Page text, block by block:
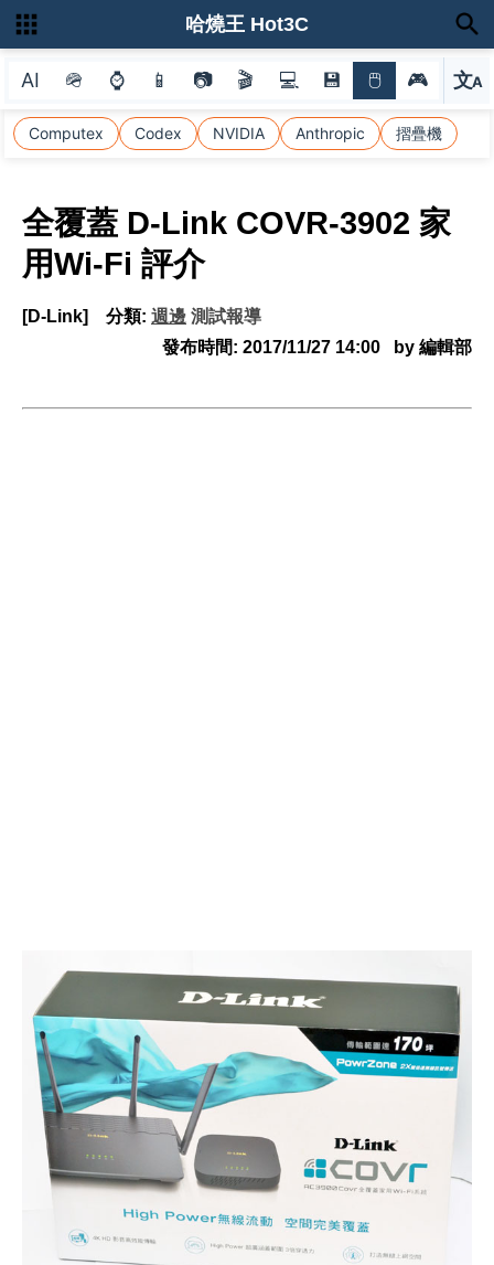
AI 🪖 ⌚ 📱 📷 🎬 💻 💾 🖱 🎮 文A
選
Computex Codex NVIDIA Anthropic 摺疊機
哈燒王 Hot3C
全覆蓋 D-Link COVR-3902 家
用Wi-Fi 評介
[D-Link] 分類: 週邊 測試報導
發布時間: 2017/11/27 14:00 by 編輯部